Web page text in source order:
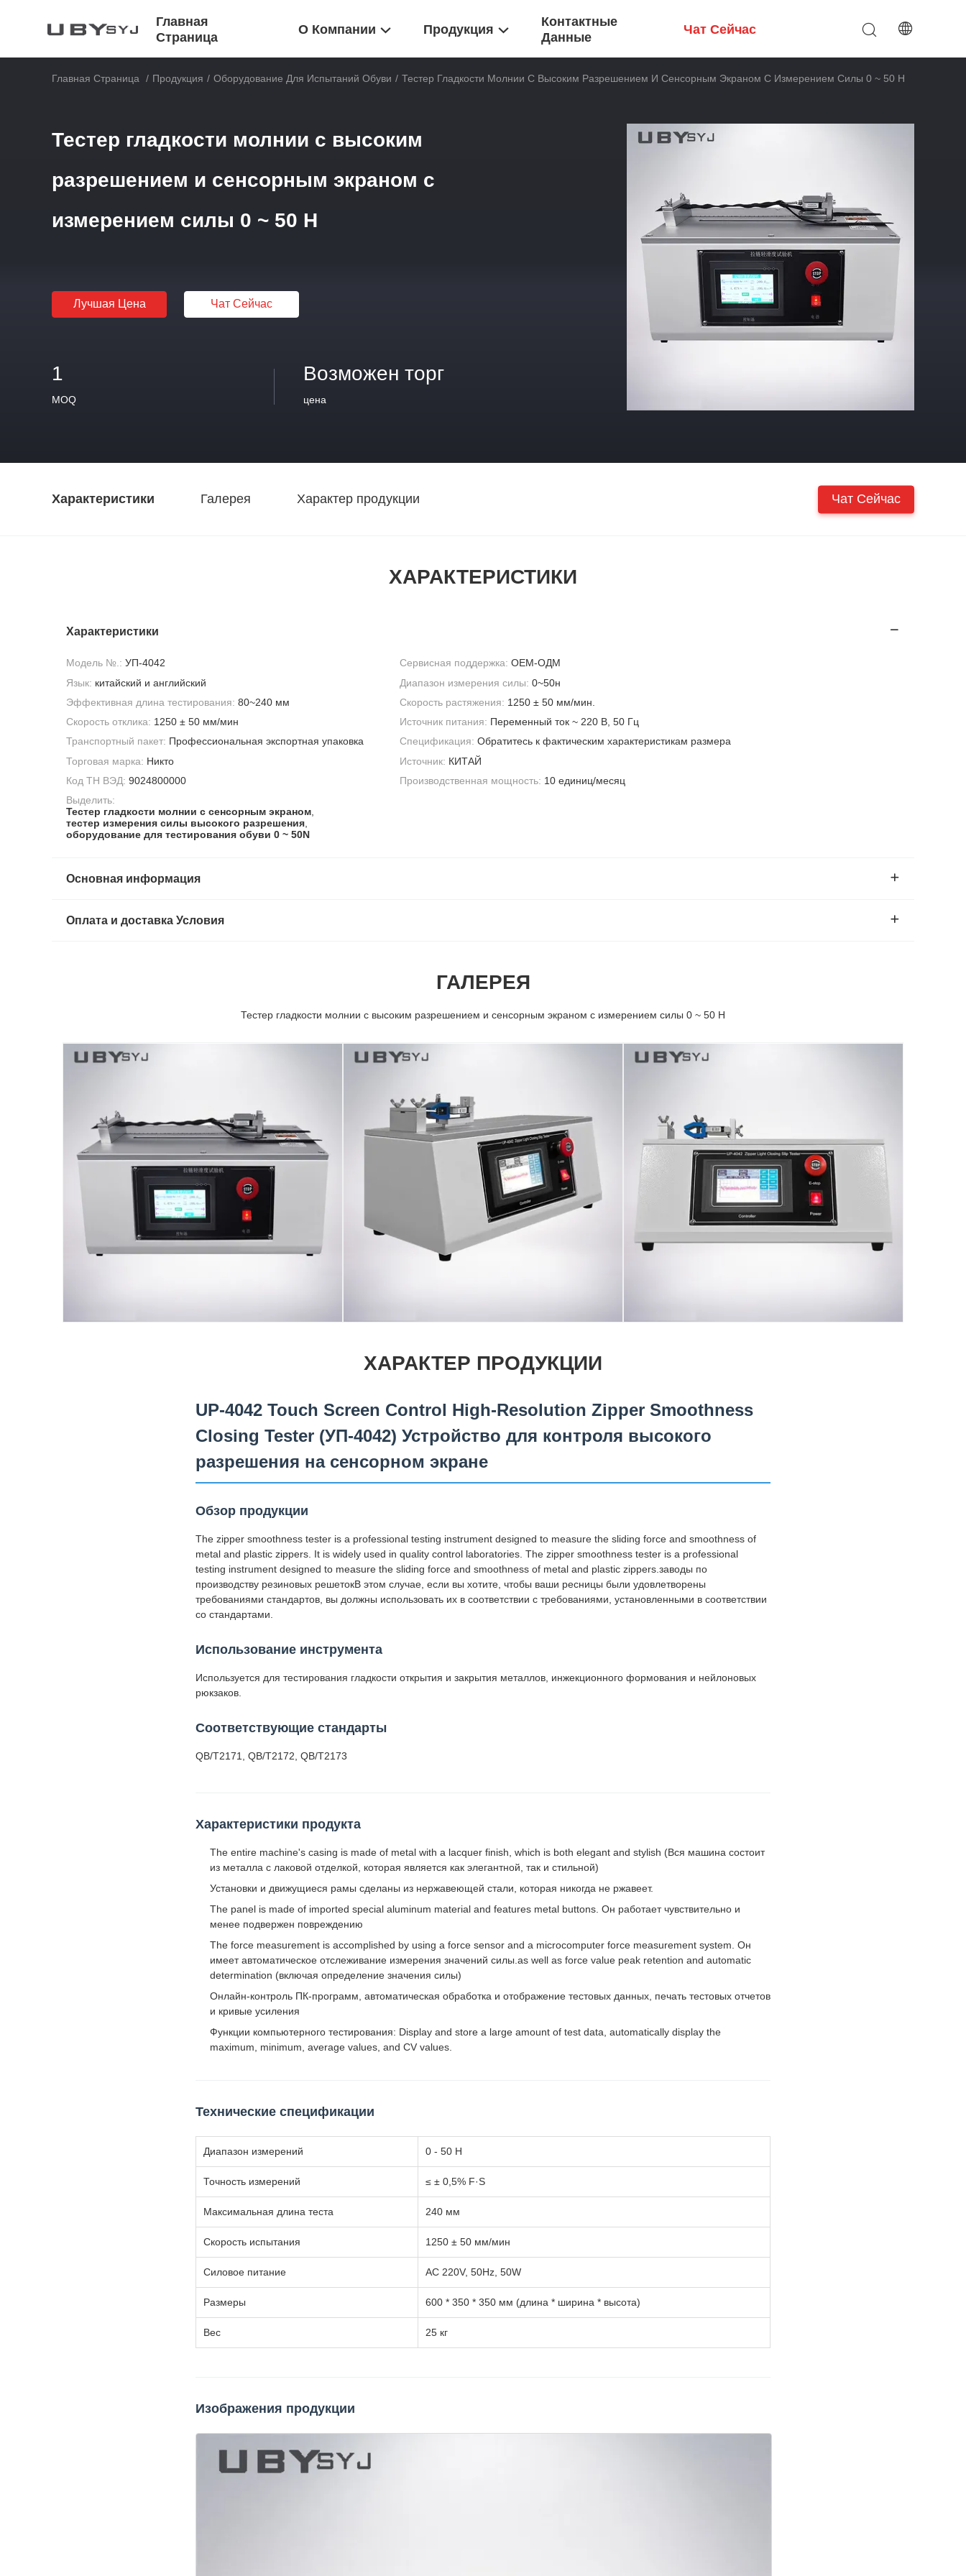
Главная
Страница
О Компании Продукция
Контактные
Данные
Чат Сейчас
Главная Страница / Продукция / Оборудование Для Испытаний Обуви / Тестер Гладкости Молнии С Высоким Разрешением И Сенсорным Экраном С Измерением Силы 0 ~ 50 Н
Тестер гладкости молнии с высоким
разрешением и сенсорным экраном с
измерением силы 0 ~ 50 Н
Лучшая Цена Чат Сейчас
1
MOQ
Возможен торг
цена
Характеристики Галерея Характер продукции Чат Сейчас
ХАРАКТЕРИСТИКИ
Характеристики
Модель №.: УП-4042 Сервисная поддержка: OEM-ОДМ
Язык: китайский и английский Диапазон измерения силы: 0~50н
Эффективная длина тестирования: 80~240 мм Скорость растяжения: 1250 ± 50 мм/мин.
Скорость отклика: 1250 ± 50 мм/мин Источник питания: Переменный ток ~ 220 В, 50 Гц
Транспортный пакет: Профессиональная экспортная упаковка Спецификация: Обратитесь к фактическим характеристикам размера
Торговая марка: Никто Источник: КИТАЙ
Код ТН ВЭД: 9024800000 Производственная мощность: 10 единиц/месяц
Выделить:
Тестер гладкости молнии с сенсорным экраном,
тестер измерения силы высокого разрешения,
оборудование для тестирования обуви 0 ~ 50N
Основная информация
Оплата и доставка Условия
ГАЛЕРЕЯ
Тестер гладкости молнии с высоким разрешением и сенсорным экраном с измерением силы 0 ~ 50 Н
ХАРАКТЕР ПРОДУКЦИИ
UP-4042 Touch Screen Control High-Resolution Zipper Smoothness
Closing Tester (УП-4042) Устройство для контроля высокого
разрешения на сенсорном экране
Обзор продукции
The zipper smoothness tester is a professional testing instrument designed to measure the sliding force and smoothness of
metal and plastic zippers. It is widely used in quality control laboratories. The zipper smoothness tester is a professional
testing instrument designed to measure the sliding force and smoothness of metal and plastic zippers.заводы по
производству резиновых решетокВ этом случае, если вы хотите, чтобы ваши ресницы были удовлетворены
требованиями стандартов, вы должны использовать их в соответствии с требованиями, установленными в соответствии
со стандартами.
Использование инструмента
Используется для тестирования гладкости открытия и закрытия металлов, инжекционного формования и нейлоновых
рюкзаков.
Соответствующие стандарты
QB/T2171, QB/T2172, QB/T2173
Характеристики продукта
The entire machine's casing is made of metal with a lacquer finish, which is both elegant and stylish (Вся машина состоит
из металла с лаковой отделкой, которая является как элегантной, так и стильной)
Установки и движущиеся рамы сделаны из нержавеющей стали, которая никогда не ржавеет.
The panel is made of imported special aluminum material and features metal buttons. Он работает чувствительно и
менее подвержен повреждению
The force measurement is accomplished by using a force sensor and a microcomputer force measurement system. Он
имеет автоматическое отслеживание измерения значений силы.as well as force value peak retention and automatic
determination (включая определение значения силы)
Онлайн-контроль ПК-программ, автоматическая обработка и отображение тестовых данных, печать тестовых отчетов
и кривые усиления
Функции компьютерного тестирования: Display and store a large amount of test data, automatically display the
maximum, minimum, average values, and CV values.
Технические спецификации
Диапазон измерений 0 - 50 Н
Точность измерений ≤ ± 0,5% F·S
Максимальная длина теста 240 мм
Скорость испытания 1250 ± 50 мм/мин
Силовое питание AC 220V, 50Hz, 50W
Размеры 600 * 350 * 350 мм (длина * ширина * высота)
Вес 25 кг
Изображения продукции